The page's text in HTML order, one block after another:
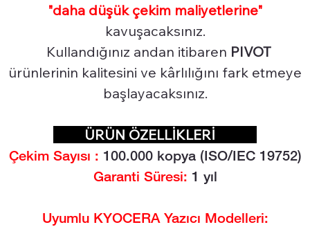
"daha düşük çekim maliyetlerine"
kavuşacaksınız.
Kullandığınız andan itibaren PIVOT
ürünlerinin kalitesini ve kârlılığını fark etmeye
başlayacaksınız.
ÜRÜN ÖZELLİKLERİ
Çekim Sayısı : 100.000 kopya (ISO/IEC 19752)
Garanti Süresi: 1 yıl
Uyumlu KYOCERA Yazıcı Modelleri: